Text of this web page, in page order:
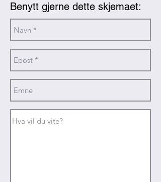
Benytt gjerne dette skjemaet: